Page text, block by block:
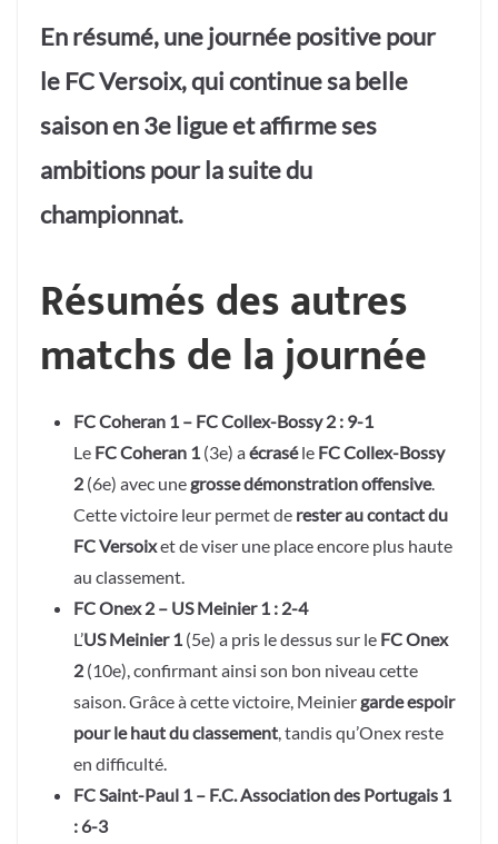
En résumé, une journée positive pour
le FC Versoix, qui continue sa belle
saison en 3e ligue et affirme ses
ambitions pour la suite du
championnat.
Résumés des autres
matchs de la journée
FC Coheran 1 – FC Collex-Bossy 2 : 9-1
Le FC Coheran 1 (3e) aécraséle FC Collex-Bossy
2 (6e) avec unegrosse démonstration offensive.
Cette victoire leur permet de rester au contact du
FC Versoixet de viser une place encore plus haute
au classement.
FC Onex 2 – US Meinier 1 : 2-4
L’US Meinier 1 (5e) a pris le dessus sur le FC Onex
2 (10e), confirmant ainsi son bon niveau cette
saison. Grâce à cette victoire, Meiniergarde espoir
pour le haut du classement , tandis qu’Onex reste
en difficulté.
FC Saint-Paul 1 – F.C. Association des Portugais 1
: 6-3